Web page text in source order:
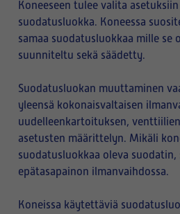
Koneeseen tulee valita
suodatusluokka. Koneessa
samaa suodatusluokkaa mille se
suunniteltu sekä säädetty.
Suodatusluokan muuttaminen
yleensä kokonaisvaltaisen
uudelleenkartoituksen,
asetusten määrittelyn. Mikäli
suodatusluokkaa oleva suodatin,
epätasapainon ilmanvaihdossa.
Koneissa käytettäviä